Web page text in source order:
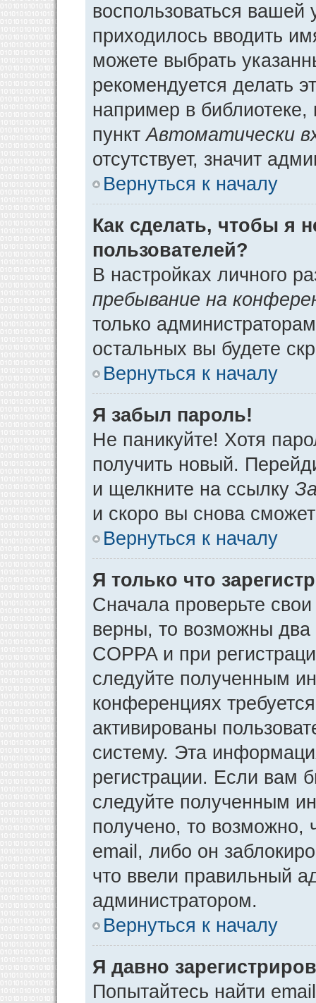
воспользоваться
приходилось вводить
можете выбрать
рекомендуется делать
например в библиотеке,
пунктАвтоматически
отсутствует, значит
Вернуться к началу
Как сделать, чтобы я
пользователей?
В настройках личного
пребывание на
только
остальных вы будете
Вернуться к началу
Я забыл пароль!
Не паникуйте! Хотя
получить новый.
и щелкните на ссылку
и скоро вы снова
Вернуться к началу
Я только что
Сначала проверьте
верны, то возможны
COPPA и при
следуйте полученным
конференциях
активированы
систему. Эта
регистрации. Если вам
следуйте полученным
получено, то возможно,
email, либо он
что ввели правильный
администратором.
Вернуться к началу
Я давно
Попытайтесь найти